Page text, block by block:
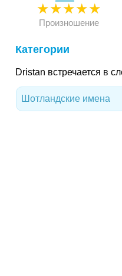
★★★★★
Произношение
Категории
Dristan встречается в
Шотландские имена